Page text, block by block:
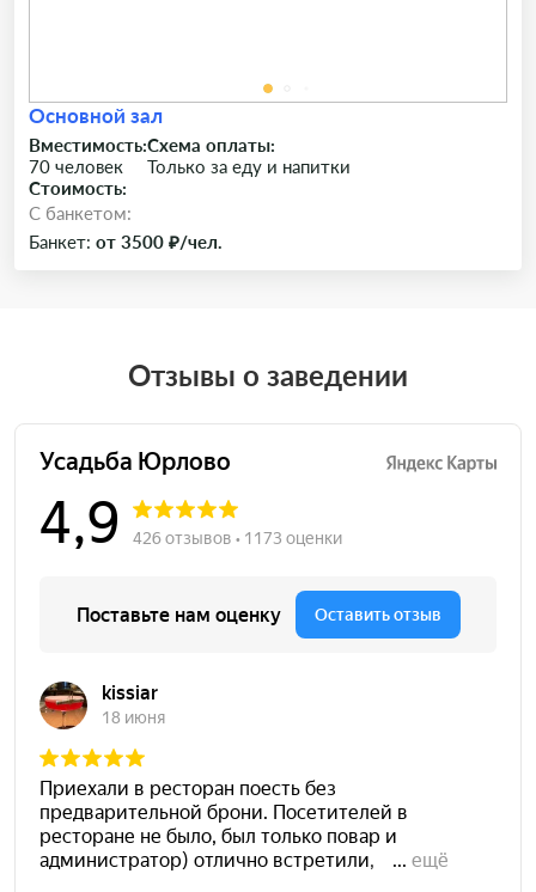
Основной зал
Вместимость:
70 человек
Схема оплаты:
Только за еду и напитки
Стоимость:
C банкетом:
Банкет: от 3500 ₽/чел.
Отзывы о заведении